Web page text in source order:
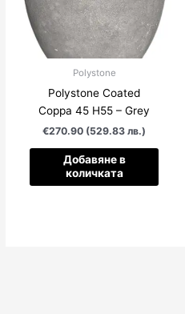
Polystone
Polystone Coated
Coppa 45 Н55 – Grey
€270.90 (529.83 лв.)
Добавяне в
количката